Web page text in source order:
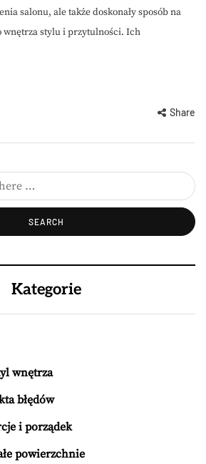
salonu, ale także doskonały sposób na
wnętrza stylu i przytulności. Ich
Share
Kategorie
wnętrza
błędów
i porządek
powierzchnie